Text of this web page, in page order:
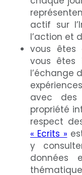
actif sur
l’action et
vous êtes
vous êtes
l’échange
avec des
propriété
respect
« Ecrits »
y
données